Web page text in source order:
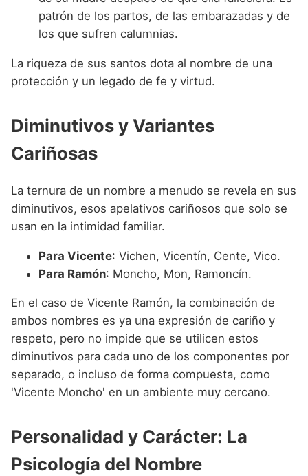
patrón de los partos, de las embarazadas y de
los que sufren calumnias.
La riqueza de sus santos dota al nombre de una
protección y un legado de fe y virtud.
Diminutivos y Variantes
Cariñosas
La ternura de un nombre a menudo se revela en sus
diminutivos, esos apelativos cariñosos que solo se
usan en la intimidad familiar.
Para Vicente: Vichen, Vicentín, Cente, Vico.
Para Ramón: Moncho, Mon, Ramoncín.
En el caso de Vicente Ramón, la combinación de
ambos nombres es ya una expresión de cariño y
respeto, pero no impide que se utilicen estos
diminutivos para cada uno de los componentes por
separado, o incluso de forma compuesta, como
'Vicente Moncho' en un ambiente muy cercano.
Personalidad y Carácter: La
Psicología del Nombre